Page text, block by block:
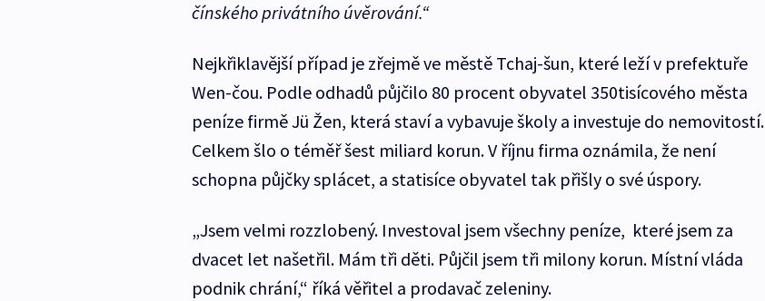
čínského privátního úvěrování.“
Nejkřiklavější případ je zřejmě ve městě Tchaj-šun, které leží v prefektuře
Wen-čou. Podle odhadů půjčilo 80 procent obyvatel 350tisícového města
peníze firmě Jü Žen, která staví a vybavuje školy a investuje do nemovitostí.
Celkem šlo o téměř šest miliard korun. V říjnu firma oznámila, že není
schopna půjčky splácet, a statisíce obyvatel tak přišly o své úspory.
„Jsem velmi rozzlobený. Investoval jsem všechny peníze, které jsem za
dvacet let našetřil. Mám tři děti. Půjčil jsem tři milony korun. Místní vláda
podnik chrání,“ říká věřitel a prodavač zeleniny.